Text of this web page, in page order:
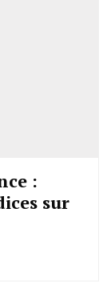
:
sur